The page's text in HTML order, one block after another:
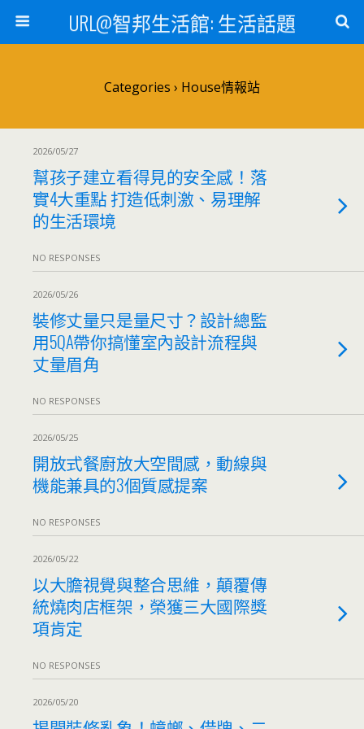
URL@智邦生活館: 生活話題
Categories › House情報站
2026/05/27
幫孩子建立看得見的安全感！落
實4大重點 打造低刺激、易理解
的生活環境
NO RESPONSES
2026/05/26
裝修丈量只是量尺寸？設計總監
用5QA帶你搞懂室內設計流程與
丈量眉角
NO RESPONSES
2026/05/25
開放式餐廚放大空間感，動線與
機能兼具的3個質感提案
NO RESPONSES
2026/05/22
以大膽視覺與整合思維，顛覆傳
統燒肉店框架，榮獲三大國際獎
項肯定
NO RESPONSES
2026/05/20